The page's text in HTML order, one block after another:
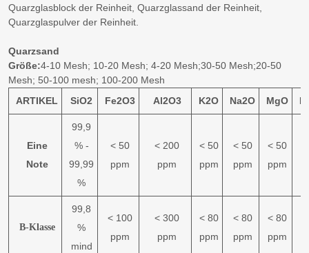
Quarzglasblock der Reinheit, Quarzglassand der Reinheit,
Quarzglaspulver der Reinheit.
Quarzsand
Größe:4-10 Mesh; 10-20 Mesh; 4-20 Mesh;30-50 Mesh;20-50
Mesh; 50-100 mesh; 100-200 Mesh
ARTIKEL
SiO2 Fe2O3 Al2O3 K2O Na2O MgO
Eine
Note
99,9
% -
99,99
%
< 50
ppm
< 200
ppm
< 50
ppm
< 50
ppm
< 50
ppm
B-Klasse
99,8
%
mind
< 100
ppm
< 300
ppm
< 80
ppm
< 80
ppm
< 80
ppm